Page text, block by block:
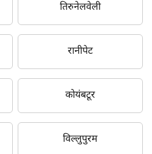
तिरुनेलवेली
रानीपेट
कोयंबटूर
विल्लुपुरम